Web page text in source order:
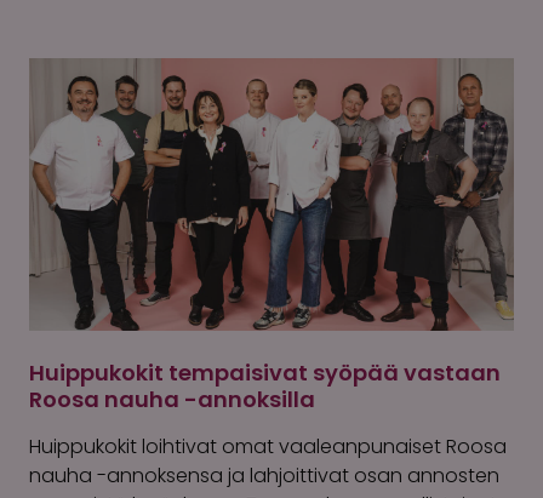
Huippukokit tempaisivat syöpää vastaan
Roosa nauha -annoksilla
Huippukokit loihtivat omat vaaleanpunaiset Roosa
nauha -annoksensa ja lahjoittivat osan annosten